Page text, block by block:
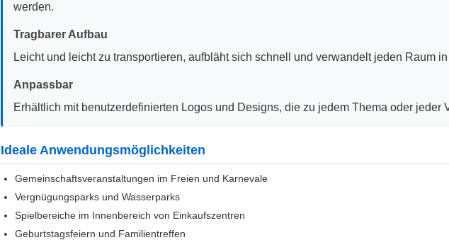
werden.
Tragbarer Aufbau
Leicht und leicht zu transportieren, aufbläht sich schnell und verwandelt jeden Raum
Anpassbar
Erhältlich mit benutzerdefinierten Logos und Designs, die zu jedem Thema oder jeder
Ideale Anwendungsmöglichkeiten
Gemeinschaftsveranstaltungen im Freien und Karnevale
Vergnügungsparks und Wasserparks
Spielbereiche im Innenbereich von Einkaufszentren
Geburtstagsfeiern und Familientreffen